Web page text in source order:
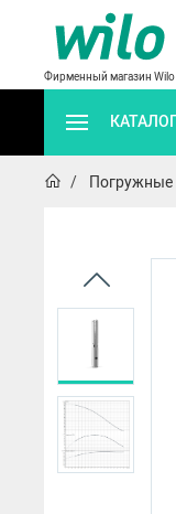
Фирменный магазин Wilo
Погружные